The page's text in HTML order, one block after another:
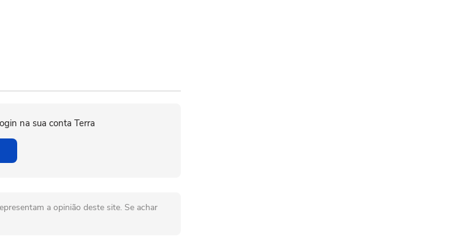
na sua conta Terra
a opinião deste site. Se achar